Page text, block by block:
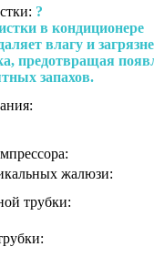
?
в кондиционере
влагу и
предотвращая
запахов.
жалюзи:
трубки: